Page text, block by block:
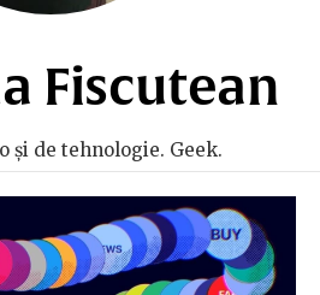
Fiscutean
și de tehnologie. Geek.